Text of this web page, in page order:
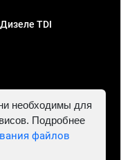
TDI
781302555843,
необходимы для
Подробнее
файлов